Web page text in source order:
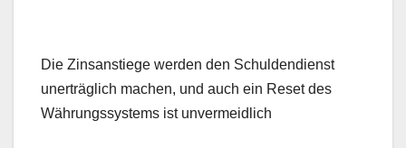
Die Zinsanstiege werden den Schuldendienst
unerträglich machen, und auch ein Reset des
Währungssystems ist unvermeidlich